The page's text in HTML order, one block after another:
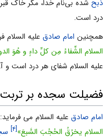
ذبح شده بى‌نام خدا، مگر خاک
درد است.
همچنین امام صادق علیه السلام
السلام الشِّفاءُ مِن کلِّ داءٍ و هُوَ
علیه السلام شفاى هر درد است و
فضیلت سجده بر تربت
امام صادق‌ علیه السلام می فرماید:
السلام یخرُقُ الحُجُبَ السَّبعَ»[۴]